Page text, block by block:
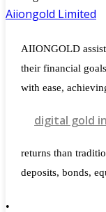
Aiiongold Limited
AIIONGOLD
their financial
with ease,
digital gold
returns than
deposits, bonds,
•